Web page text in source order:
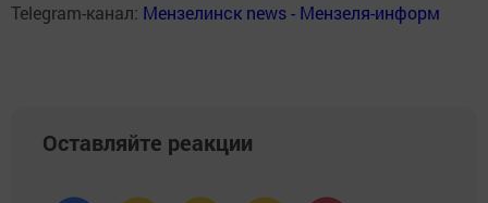
Telegram-канал: Мензелинск news - Мензеля-информ
Оставляйте реакции